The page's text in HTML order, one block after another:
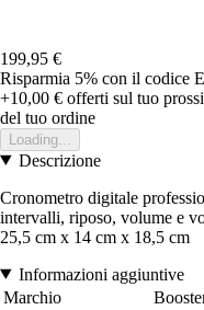
199,95 €
Risparmia 5% con il codice
+10,00 € offerti sul tuo
del tuo ordine
Loading...
Descrizione
Cronometro digitale
intervalli, riposo, volume e
25,5 cm x 14 cm x 18,5 cm
Informazioni aggiuntive
Marchio